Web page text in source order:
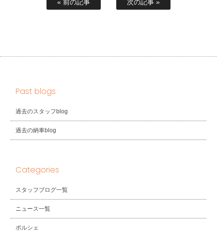
« 前の記事 次の記事 »
Past blogs
過去のスタッフblog
過去の納車blog
Categories
スタッフブログ一覧
ニュース一覧
ポルシェ